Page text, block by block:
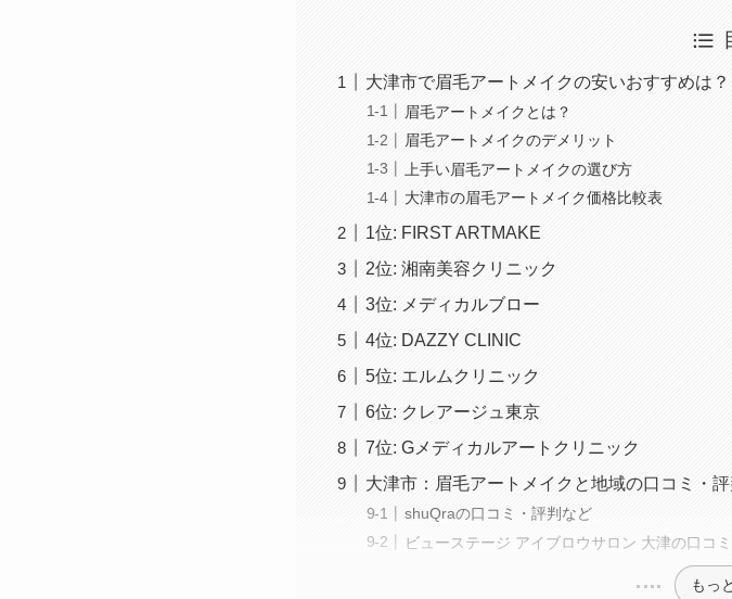
大津市で眉毛アートメイクの安いおすすめは？
眉毛アートメイクとは？
眉毛アートメイクのデメリット
上手い眉毛アートメイクの選び方
大津市の眉毛アートメイク価格比較表
1位: FIRST ARTMAKE
2位: 湘南美容クリニック
3位: メディカルブロー
4位: DAZZY CLINIC
5位: エルムクリニック
6位: クレアージュ東京
7位: Gメディカルアートクリニック
大津市：眉毛アートメイクと地域の口コミ・
shuQraの口コミ・評判など
ビューステージ アイブロウサロン 大津の口コ
もっ